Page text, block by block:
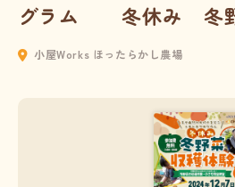
グラム 冬休み 冬
小屋Works ほったらかし農場